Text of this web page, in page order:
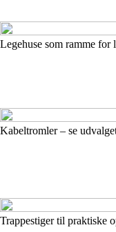
Legehuse som ramme for
Kabeltromler – se
Trappestiger til praktiske